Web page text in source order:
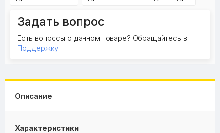
Задать вопрос
Есть вопросы о данном товаре? Обращайтесь в
Поддержку
Описание
Характеристики